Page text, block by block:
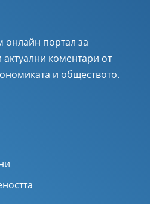
онлайн портал за
коментари от
и обществото.